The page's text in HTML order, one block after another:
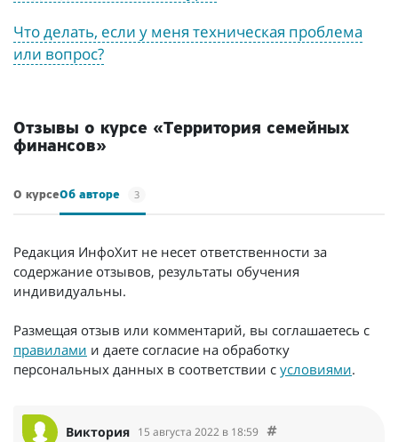
Что делать, если у меня техническая проблема
или вопрос?
Отзывы о курсе «Территория семейных
финансов»
О курсеОб авторе 3
Редакция ИнфоХит не несет ответственности за
содержание отзывов, результаты обучения
индивидуальны.
Размещая отзыв или комментарий, вы соглашаетесь с
правилами и даете согласие на обработку
персональных данных в соответствии с условиями.
Виктория 15 августа 2022 в 18:59